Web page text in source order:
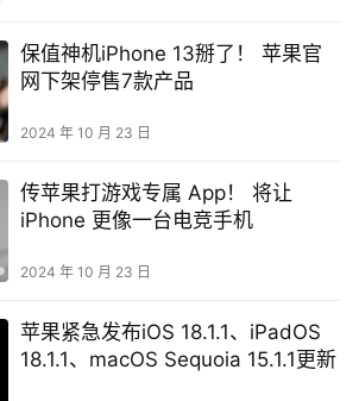
保值神机iPhone 13掰了！ 苹果官
网下架停售7款产品
2024 年 10 月 23 日
传苹果打游戏专属 App！ 将让
iPhone 更像一台电竞手机
2024 年 10 月 23 日
苹果紧急发布iOS 18.1.1、iPadOS
18.1.1、macOS Sequoia 15.1.1更新